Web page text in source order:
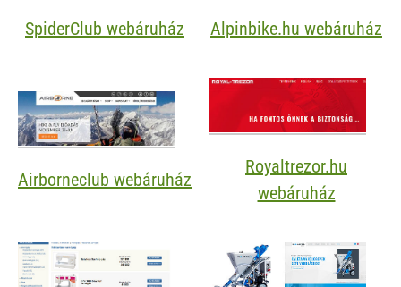
SpiderClub webáruház Alpinbike.hu webáruház
Airborneclub webáruház
Royaltrezor.hu
webáruház